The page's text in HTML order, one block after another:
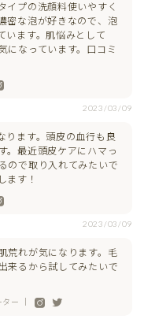
イプの洗顔料使いやすく
密な泡が好きなので、泡
います。肌悩みとして
になっています。口コミ
2023/03/09
ります。頭皮の血行も良
。最近頭皮ケアにハマっ
ので取り入れてみたいで
ます！
2023/03/09
荒れが気になります。毛
来るから試してみたいで
ー ｜